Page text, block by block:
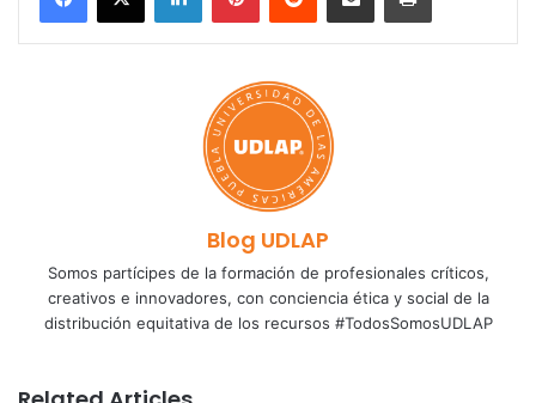
Blog UDLAP
Somos partícipes de la formación de profesionales críticos,
creativos e innovadores, con conciencia ética y social de la
distribución equitativa de los recursos #TodosSomosUDLAP